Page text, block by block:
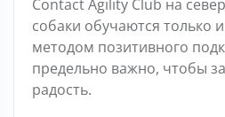
Contact Agility Club на
собаки обучаются только
методом позитивного
предельно важно, чтобы
радость.